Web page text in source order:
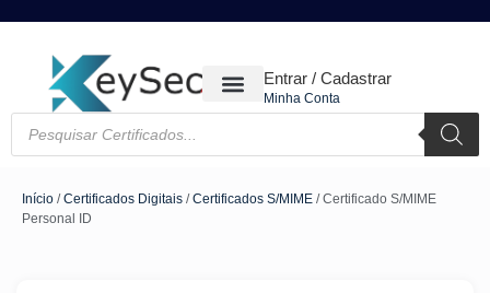
Entrar / Cadastrar
Minha Conta
Início /Certificados Digitais /Certificados S/MIME / Certificado S/MIME
Personal ID